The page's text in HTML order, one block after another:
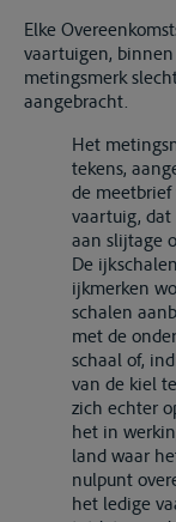
Elke
vaartuigen, binnen
metingsmerk
aangebracht.
Het
tekens,
de meetbrief
vaartuig, dat
aan slijtage
De
ijkmerken
schalen
met de
schaal of,
van de kiel
zich echter
het in
land waar
nulpunt
het ledige